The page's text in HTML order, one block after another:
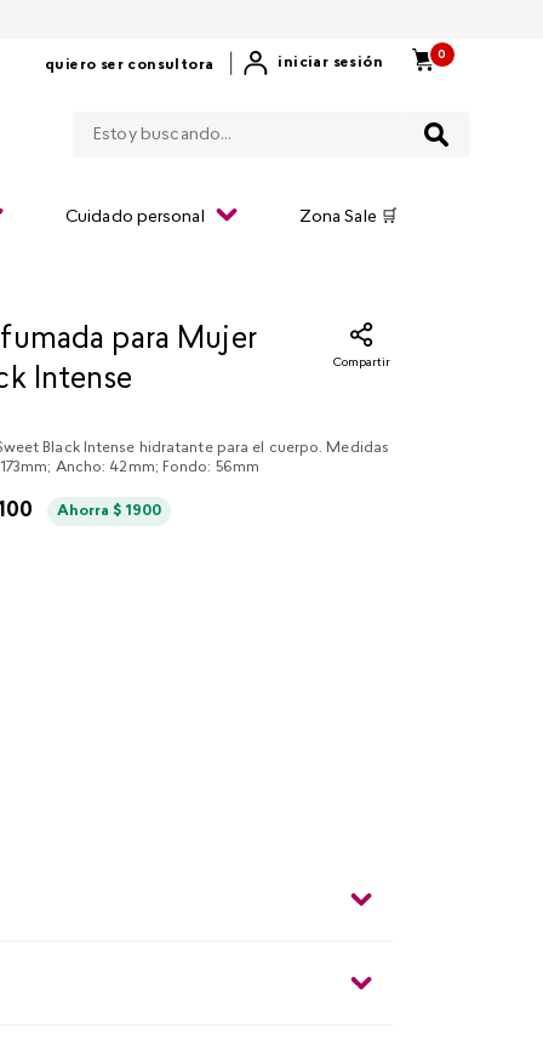
quiero ser consultora iniciar sesión
0
Cuidado personal Zona Sale 🛒
para Mujer
Intense
Compartir
Black Intense hidratante para el cuerpo. Medidas
Ancho: 42mm; Fondo: 56mm
Ahorra$ 1900